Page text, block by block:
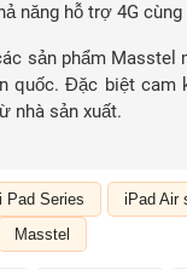
năng hỗ trợ 4G
sản phẩm
quốc. Đặc biệt
nhà sản xuất.
Pad Series iPad Air
Masstel